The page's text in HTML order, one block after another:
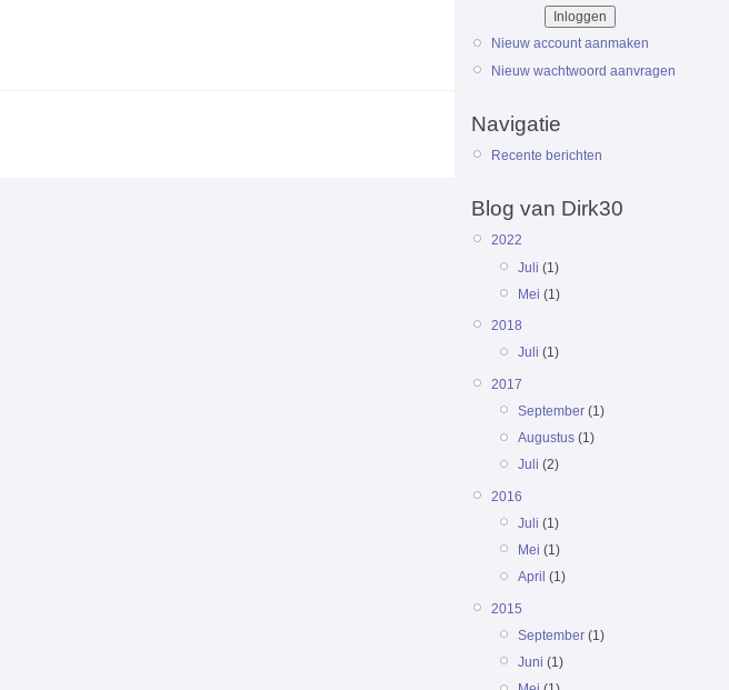
Nieuw account aanmaken
Nieuw wachtwoord aanvragen
Navigatie
Recente berichten
Blog van Dirk30
2022
Juli (1)
Mei (1)
2018
Juli (1)
2017
September (1)
Augustus (1)
Juli (2)
2016
Juli (1)
Mei (1)
April (1)
2015
September (1)
Juni (1)